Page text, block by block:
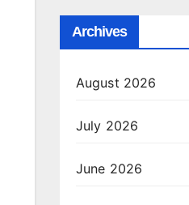
Archives
August 2026
July 2026
June 2026